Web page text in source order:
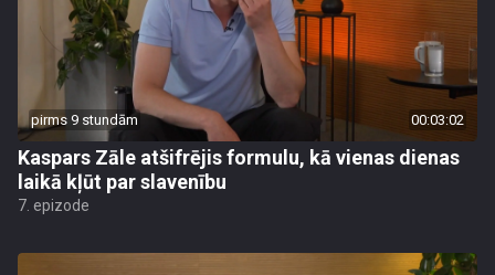
pirms 9 stundām 00:03:02
Kaspars Zāle atšifrējis formulu, kā vienas dienas
laikā kļūt par slavenību
7. epizode